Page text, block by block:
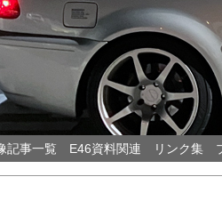
記事一覧 E46資料関連 リンク集